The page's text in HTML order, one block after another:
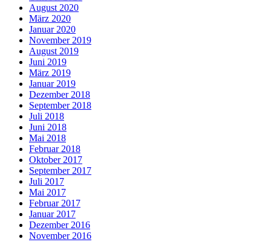
August 2020
März 2020
Januar 2020
November 2019
August 2019
Juni 2019
März 2019
Januar 2019
Dezember 2018
September 2018
Juli 2018
Juni 2018
Mai 2018
Februar 2018
Oktober 2017
September 2017
Juli 2017
Mai 2017
Februar 2017
Januar 2017
Dezember 2016
November 2016